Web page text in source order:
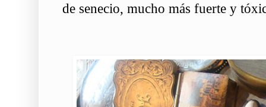
de senecio, mucho más fuerte y